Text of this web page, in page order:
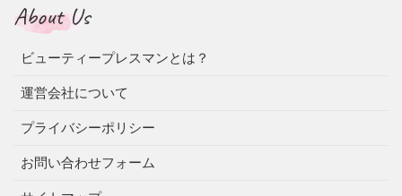
About Us
ビューティープレスマンとは？
運営会社について
プライバシーポリシー
お問い合わせフォーム